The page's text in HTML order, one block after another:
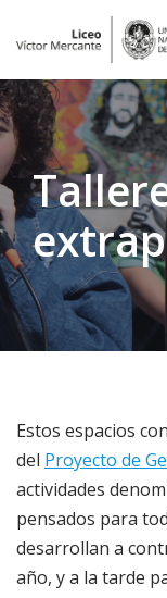
al
contenido
Estos espacios
del Proyecto de
actividades
pensados para
desarrollan a
año, y a la tarde